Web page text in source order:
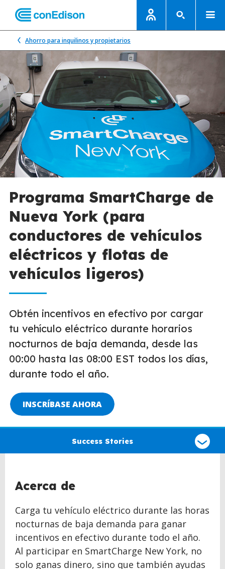
Ahorro para inquilinos y propietarios
Programa SmartCharge de
Nueva York (para
conductores de vehículos
eléctricos y flotas de
vehículos ligeros)
Obtén incentivos en efectivo por cargar
tu vehículo eléctrico durante horarios
nocturnos de baja demanda, desde las
00:00 hasta las 08:00 EST todos los días,
durante todo el año.
INSCRÍBASE AHORA
Success Stories
claim
Acerca de
Carga tu vehículo eléctrico durante las horas
nocturnas de baja demanda para ganar
incentivos en efectivo durante todo el año.
Al participar en SmartCharge New York, no
solo ganas dinero, sino que también ayudas